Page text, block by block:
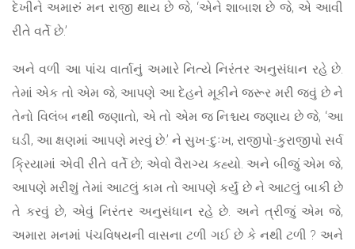
દેખીને અમારું મન રાજી થાય છે જે, ‘એને શાબાશ છે જે, એ આવી
રીતે વર્તે છે.’
અને વળી આ પાંચ વાર્તાનું અમારે નિત્યે નિરંતર અનુસંધાન રહે છે.
તેમાં એક તો એમ જે, આપણે આ દેહને મૂકીને જરૂર મરી જવું છે ને
તેનો વિલંબ નથી જણાતો, એ તો એમ જ નિશ્ચય જણાય છે જે, ‘આ
ઘડી, આ ક્ષણમાં આપણે મરવું છે.’ ને સુખ-દુઃખ, રાજીપો-કુરાજીપો સર્વ
ક્રિયામાં એવી રીતે વર્તે છે; એવો વૈરાગ્ય કહ્યો. અને બીજું એમ જે,
આપણે મરીશું તેમાં આટલું કામ તો આપણે કર્યું છે ને આટલું બાકી છે
તે કરવું છે, એવું નિરંતર અનુસંધાન રહે છે. અને ત્રીજું એમ જે,
અમારા મનમાં પંચવિષયની વાસના ટળી ગઈ છે કે નથી ટળી ? અને